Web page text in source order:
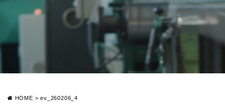
HOME >ev_260206_4